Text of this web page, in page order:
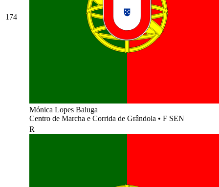
174
Mónica Lopes Baluga
Centro de Marcha e Corrida de Grândola • F SEN
R